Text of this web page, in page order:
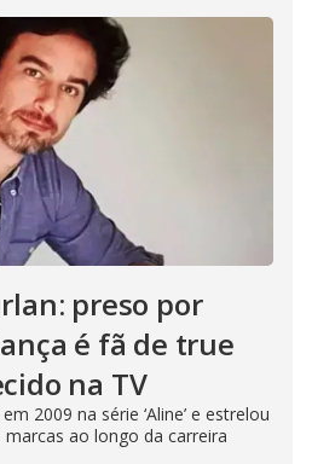
preso por
é fã de true
na TV
2009 na série ‘Aline’ e estrelou
ao longo da carreira